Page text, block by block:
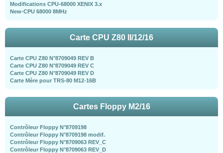
Modifications CPU-68000 XENIX 3.x
New-CPU 68000 8MHz
Carte CPU Z80 II/12/16
Carte CPU Z80 N°8709049 REV B
Carte CPU Z80 N°8709049 REV C
Carte CPU Z80 N°8709049 REV D
Carte Mère pour TRS-80 M12-16B
Cartes Floppy M2/16
Contrôleur Floppy N°8709198
Contrôleur Floppy N°8709198 modif.
Contrôleur Floppy N°8709063 REV_C
Contrôleur Floppy N°8709063 REV_D